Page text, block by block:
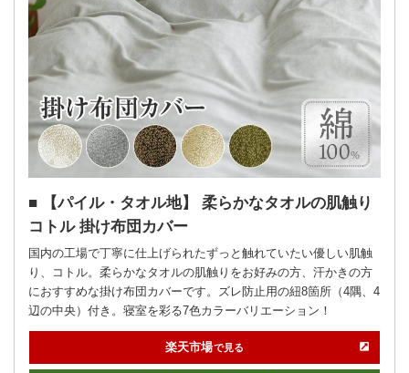
【パイル・タオル地】 柔らかなタオルの肌触り
コトル 掛け布団カバー
国内の工場で丁寧に仕上げられたずっと触れていたい優しい肌触
り、コトル。柔らかなタオルの肌触りをお好みの方、汗かきの方
におすすめな掛け布団カバーです。ズレ防止用の紐8箇所（4隅、4
辺の中央）付き。寝室を彩る7色カラーバリエーション！
楽天市場で見る